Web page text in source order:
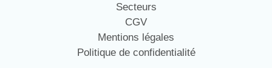
Secteurs
CGV
Mentions légales
Politique de confidentialité